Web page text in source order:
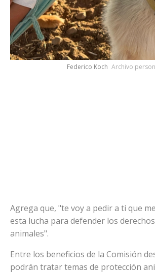
Federico Koch Archivo
Agrega que, "te voy a pedir a ti que
esta lucha para defender los
animales".
Entre los beneficios de la Comisión
podrán tratar temas de protección